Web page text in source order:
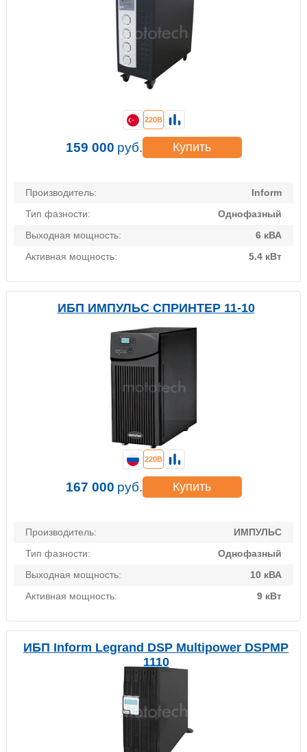
Производитель:
Inform
Тип фазности:
Однофазный
Выходная мощность:
6 кВА
Активная мощность:
5.4 кВт
220В
159 000 руб. Купить
ИБП ИМПУЛЬС СПРИНТЕР 11-10
Производитель:
ИМПУЛЬС
Тип фазности:
Однофазный
Выходная мощность:
10 кВА
Активная мощность:
9 кВт
220В
167 000 руб. Купить
ИБП Inform Legrand DSP Multipower DSPMP
1110